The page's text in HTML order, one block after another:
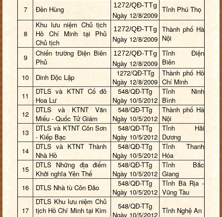
7
Đền Hùng 1272/QĐ-TTg
Ngày 12/8/2009
Tỉnh Phú Thọ
8
Khu lưu niệm Chủ tịch
Hồ Chí Minh tại Phủ
Chủ tịch
1272/QĐ-TTg
Ngày 12/8/2009
Thành phố Hà
Nội
9
Chiến trường Điện Biên
Phủ
1272/QĐ-TTg
Ngày 12/8/2009
Tỉnh Điện
Biên
10
Dinh Độc Lập
1272/QĐ-TTg
Ngày 12/8/2009
Thành phố Hồ
Chí Minh
11
DTLS và KTNT Cố đô
Hoa Lư
548/QĐ-TTg
Ngày 10/5/2012
Tỉnh Ninh
Bình
12
DTLS và KTNT Văn
Miếu - Quốc Tử Giám
548/QĐ-TTg
Ngày 10/5/2012
Thành phố Hà
Nội
13
DTLS và KTNT Côn Sơn
- Kiếp Bạc
548/QĐ-TTg
Ngày 10/5/2012
Tỉnh Hải
Dương
14
DTLS và KTNT Thành
Nhà Hồ
548/QĐ-TTg
Ngày 10/5/2012
Tỉnh Thanh
Hóa
15
DTLS Những địa điểm
Khởi nghĩa Yên Thế
548/QĐ-TTg
Ngày 10/5/2012
Tỉnh Bắc
Giang
16
DTLS Nhà tù Côn Đảo
548/QĐ-TTg
Ngày 10/5/2012
Tỉnh Bà Rịa -
Vũng Tàu
17
DTLS Khu lưu niệm Chủ
tịch Hồ Chí Minh tại Kim
548/QĐ-TTg
Ngày 10/5/2012 Tỉnh Nghệ An